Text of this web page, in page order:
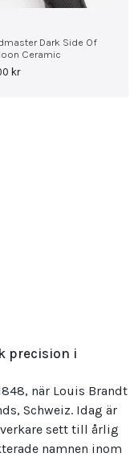
Dark Side Of
Ceramic
kr
precision i
när Louis Brandt
Schweiz. Idag är
sett till årlig
namnen inom